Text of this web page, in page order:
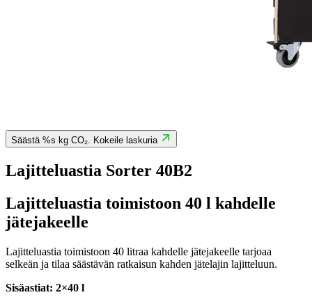
Säästä %s kg CO₂. Kokeile laskuria
Lajitteluastia Sorter 40B2
Lajitteluastia toimistoon 40 l kahdelle
jätejakeelle
Lajitteluastia toimistoon 40 litraa kahdelle jätejakeelle tarjoaa
selkeän ja tilaa säästävän ratkaisun kahden jätelajin lajitteluun.
Sisäastiat: 2×40 l